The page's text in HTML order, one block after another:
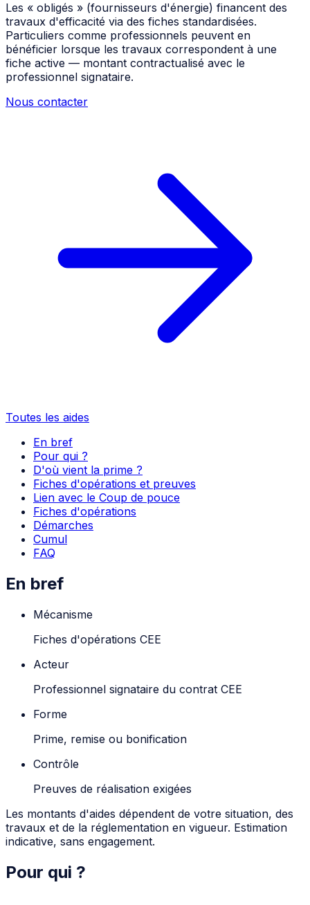
Les « obligés » (fournisseurs d'énergie) financent des
travaux d'efficacité via des fiches standardisées.
Particuliers comme professionnels peuvent en
bénéficier lorsque les travaux correspondent à une
fiche active — montant contractualisé avec le
professionnel signataire.
Nous contacter
Toutes les aides
En bref
Pour qui ?
D'où vient la prime ?
Fiches d'opérations et preuves
Lien avec le Coup de pouce
Fiches d'opérations
Démarches
Cumul
FAQ
En bref
Mécanisme
Fiches d'opérations CEE
Acteur
Professionnel signataire du contrat CEE
Forme
Prime, remise ou bonification
Contrôle
Preuves de réalisation exigées
Les montants d'aides dépendent de votre situation, des
travaux et de la réglementation en vigueur. Estimation
indicative, sans engagement.
Pour qui ?